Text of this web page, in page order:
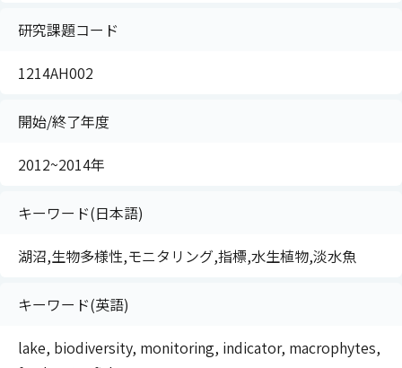
研究課題コード
1214AH002
開始/終了年度
2012~2014年
キーワード(日本語)
湖沼,生物多様性,モニタリング,指標,水生植物,淡水魚
キーワード(英語)
lake, biodiversity, monitoring, indicator, macrophytes,